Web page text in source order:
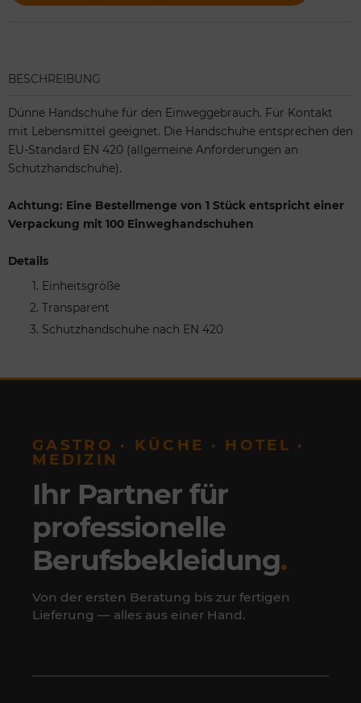
BESCHREIBUNG
Dünne Handschuhe für den Einweggebrauch. Für Kontakt
mit Lebensmittel geeignet. Die Handschuhe entsprechen den
EU-Standard EN 420 (allgemeine Anforderungen an
Schutzhandschuhe).
Achtung: Eine Bestellmenge von 1 Stück entspricht einer
Verpackung mit 100 Einweghandschuhen
Details
Einheitsgröße
Transparent
Schutzhandschuhe nach EN 420
GASTRO · KÜCHE · HOTEL ·
MEDIZIN
Ihr Partner für
professionelle
Berufsbekleidung.
Von der ersten Beratung bis zur fertigen
Lieferung — alles aus einer Hand.